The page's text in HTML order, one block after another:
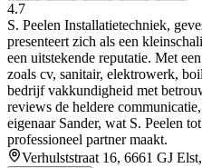
4.7
S. Peelen Installatietechniek,
presenteert zich als een
een uitstekende reputatie. Met
zoals cv, sanitair, elektrowerk,
bedrijf vakkundigheid met
reviews de heldere
eigenaar Sander, wat S. Peelen
professioneel partner maakt.
Verhulststraat 16, 6661 GJ